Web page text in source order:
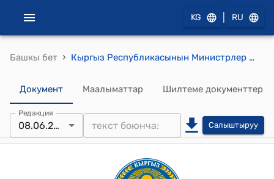
KG RU
Башкы бет › Кыргыз Республикасынын Министрлер Кабинетинин 2022-жылдын 1-августундагы № 434 "Мамлекеттик кызматчылардын категориясына кирбеген жана мамлекеттик мекемелерде, анын ичинде Кыргыз Республикасынын аткаруу бийлигинин мамлекеттик органдарынын ведомстволук мекемелеринде иштеген кызматкерлерге эмгек акы төлөө шарттары жөнүндө" токтому
Документ Маалыматтар Шилтеме документтер
Редакция
08.06.2026 Салыштыруу